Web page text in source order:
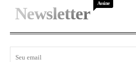
Newsletter
Assine